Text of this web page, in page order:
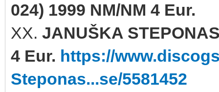
024) 1999 NM/NM 4 Eur.
XX. JANUŠKA
4 Eur. https://
Steponas...se/5581452